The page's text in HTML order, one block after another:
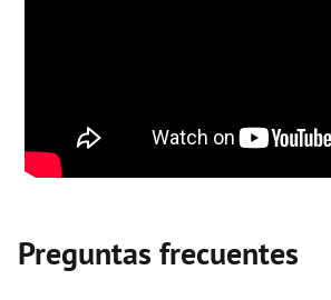
Preguntas frecuentes